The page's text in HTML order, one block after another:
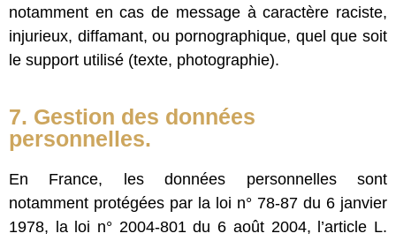
notamment en cas de message à caractère raciste,
injurieux, diffamant, ou pornographique, quel que soit
le support utilisé (texte, photographie).
7. Gestion des données
personnelles.
En France, les données personnelles sont
notamment protégées par la loi n° 78-87 du 6 janvier
1978, la loi n° 2004-801 du 6 août 2004, l’article L.